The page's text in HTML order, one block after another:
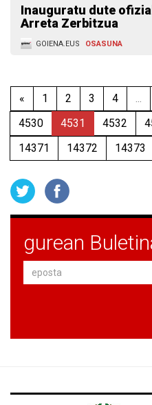
Inauguratu dute
Arreta Zerbitzua
GOIENA.EUS OSASUNA
« 1 2 3 4 ...
4530
4531 4532
14371
14372 14373
gurean